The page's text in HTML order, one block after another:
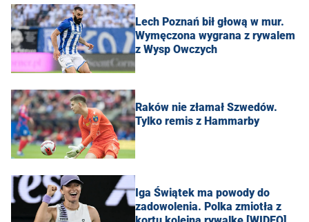
Lech Poznań bił głową w mur.
Wymęczona wygrana z rywalem
z Wysp Owczych
Raków nie złamał Szwedów.
Tylko remis z Hammarby
Iga Świątek ma powody do
zadowolenia. Polka zmiotła z